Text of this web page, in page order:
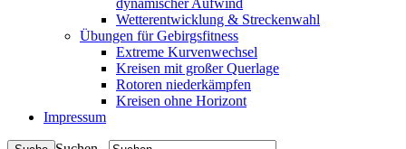
dynamischer Aufwind
Wetterentwicklung & Streckenwahl
Übungen für Gebirgsfitness
Extreme Kurvenwechsel
Kreisen mit großer Querlage
Rotoren niederkämpfen
Kreisen ohne Horizont
Impressum